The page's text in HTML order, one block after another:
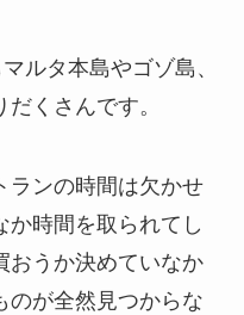
ルタ本島やゴゾ島、
くさんです。
ランの時間は欠かせ
か時間を取られてし
おうか決めていなか
のが全然見つからな